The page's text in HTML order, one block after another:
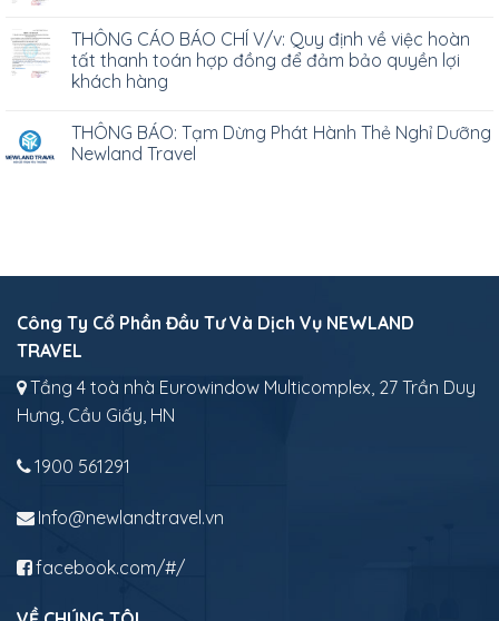
THÔNG CÁO BÁO CHÍ V/v: Quy định về việc hoàn
tất thanh toán hợp đồng để đảm bảo quyền lợi
khách hàng
THÔNG BÁO: Tạm Dừng Phát Hành Thẻ Nghỉ Dưỡng
Newland Travel
Công Ty Cổ Phần Đầu Tư Và Dịch Vụ NEWLAND
TRAVEL
Tầng 4 toà nhà Eurowindow Multicomplex, 27 Trần Duy
Hưng, Cầu Giấy, HN
1900 561291
Info@newlandtravel.vn
facebook.com/#/